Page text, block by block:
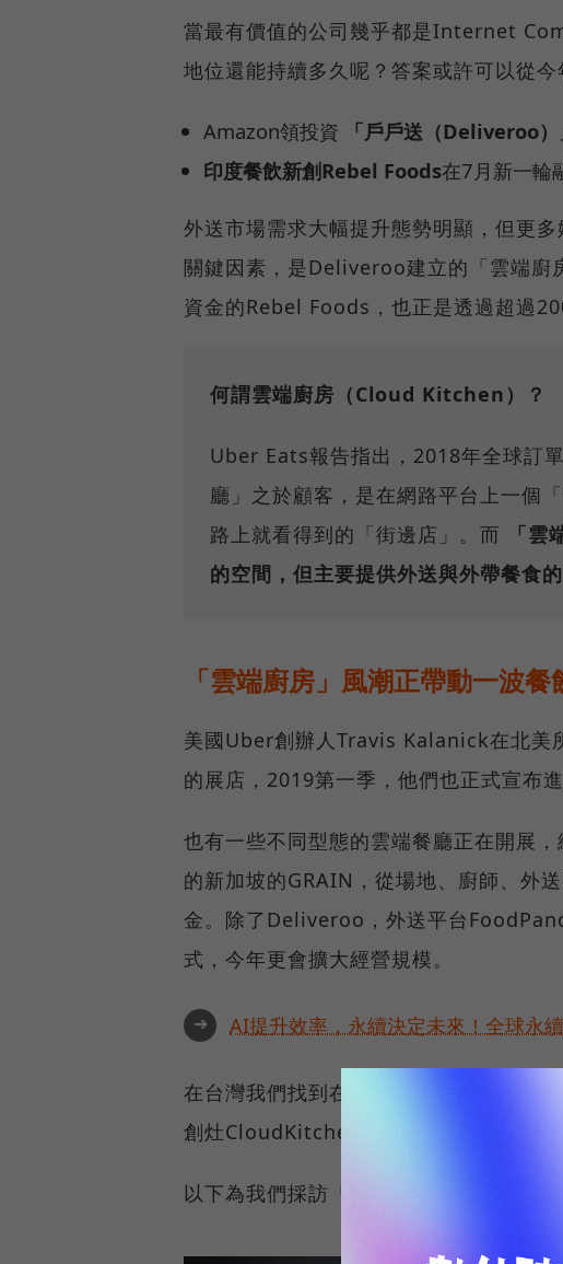
當最有價值的公司幾乎都是Internet
地位還能持續多久呢？答案或許可以從
Amazon領投資 「戶戶送（Deliveroo）
印度餐飲新創Rebel Foods在7月新一輪
外送市場需求大幅提升態勢明顯，但更
關鍵因素，是Deliveroo建立的「雲端
資金的Rebel Foods，也正是透過超過
何謂雲端廚房（Cloud Kitchen）？
Uber Eats報告指出，2018年全球訂
廳」之於顧客，是在網路平台上一個
路上就看得到的「街邊店」。而
「
的空間，但主要提供外送與外帶餐食的
「雲端廚房」風潮正帶動一波餐
美國Uber創辦人Travis Kalanick在北美
的展店，2019第一季，他們也正式宣布
也有一些不同型態的雲端餐廳正在開展
的新加坡的GRAIN，從場地、廚師、外
金。除了Deliveroo，外送平台
式，今年更會擴大經營規模。
➜ AI提升效率，永續決定未來！全球永
在台灣我們找到在「雲端廚房（
創灶CloudKitchen」，與他們探討這改
以下為我們採訪「湁湁創灶」營運副總